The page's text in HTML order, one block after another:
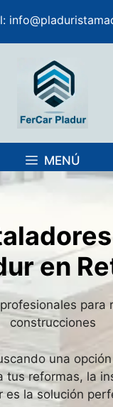
MENÚ
en
para
construcciones
una
tus reformas, la
es la solución